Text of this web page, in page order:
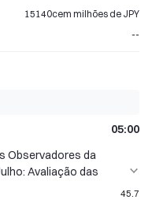
15140cem milhões de JPY
--
05:00
Observadores da
Avaliação das
45.7